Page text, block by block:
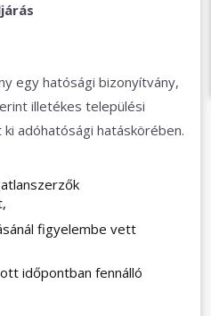
egy hatósági bizonyítvány,
illetékes települési
adóhatósági hatáskörében.
figyelembe vett
időpontban fennálló